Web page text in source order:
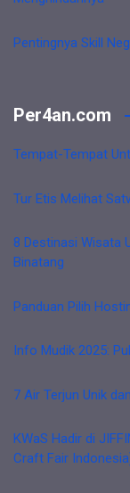
Pentingnya Skill
Per4an.com
Tempat-Tempat
Tur Etis Melihat
8 Destinasi Wisata
Binatang
Panduan Pilih
Info Mudik 2025:
7 Air Terjun Unik
KWaS Hadir di
Craft Fair